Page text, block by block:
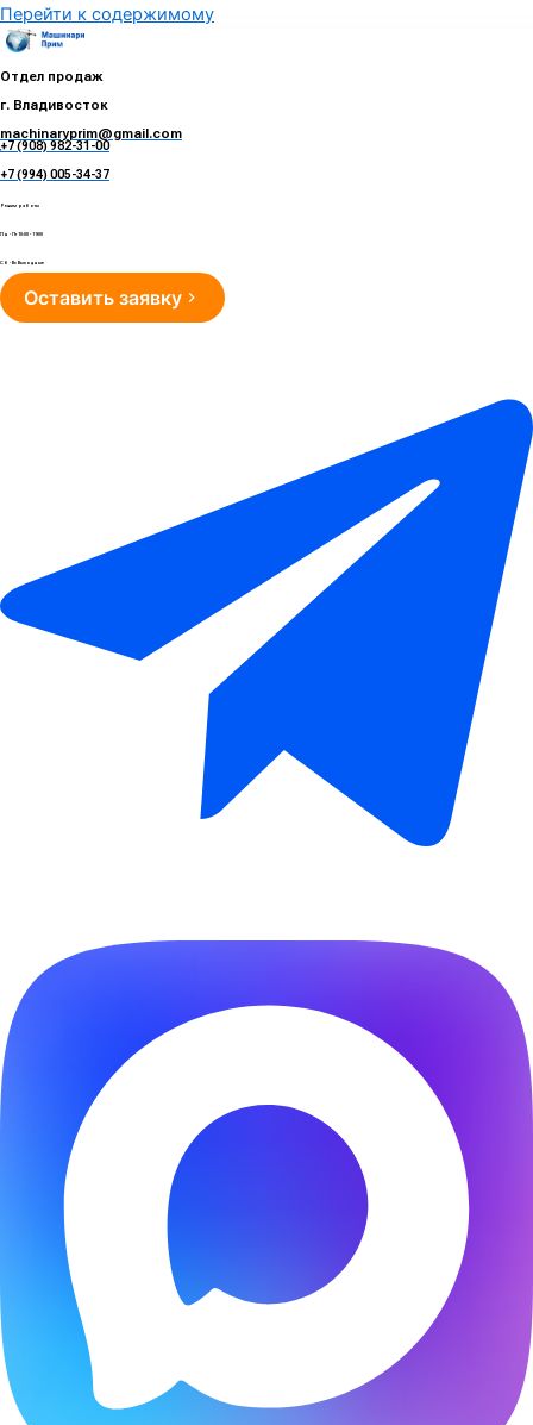
Перейти к содержимому
Отдел продаж
г. Владивосток
machinaryprim@gmail.com
+7 (908) 982-31-00
+7 (994) 005-34-37
Режим работы
Пн - Пт 10:00 - 19:00
Сб - Вс Выходные
Оставить заявку